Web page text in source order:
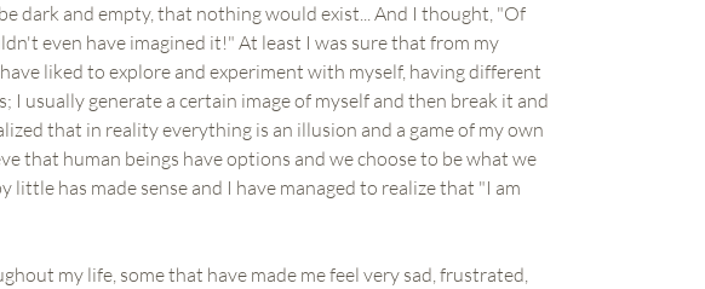
dark and empty, that nothing would exist... And I thought, "Of
even have imagined it!" At least I was sure that from my
liked to explore and experiment with myself, having different
usually generate a certain image of myself and then break it and
that in reality everything is an illusion and a game of my own
that human beings have options and we choose to be what we
has made sense and I have managed to realize that "I am
my life, some that have made me feel very sad, frustrated,